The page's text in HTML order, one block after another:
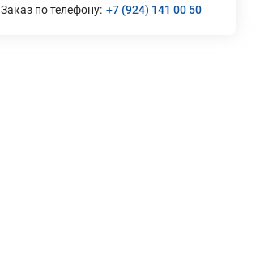
Заказ по телефону: +7 (924) 141 00 50